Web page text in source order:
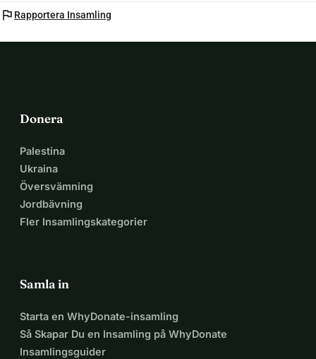
flag Rapportera Insamling
Donera
Palestina
Ukraina
Översvämning
Jordbävning
Fler Insamlingskategorier
Samla in
Starta en WhyDonate-insamling
Så Skapar Du en Insamling på WhyDonate
Insamlingsguider